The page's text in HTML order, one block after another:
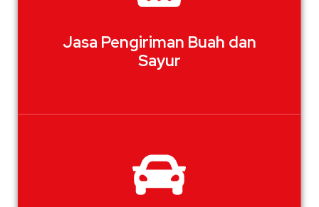
Jasa Pengiriman Buah dan
Sayur